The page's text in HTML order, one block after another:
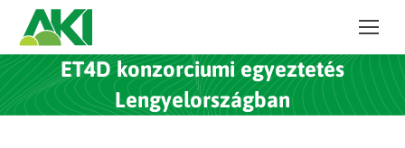
ET4D konzorciumi egyeztetés
Lengyelországban